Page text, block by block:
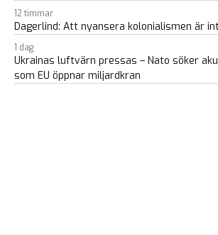
12 timmar
Dagerlind: Att nyansera kolonialismen är
1 dag
Ukrainas luftvärn pressas – Nato söker
som EU öppnar miljardkran